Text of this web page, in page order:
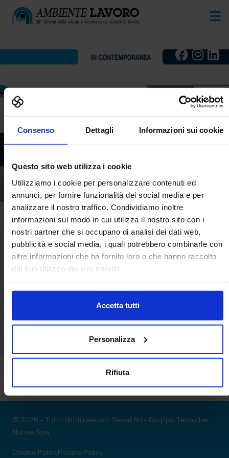
Consenso Dettagli Informazioni sui cookie
Questo sito web utilizza i cookie
Utilizziamo i cookie per personalizzare contenuti ed
annunci, per fornire funzionalità dei social media e per
analizzare il nostro traffico. Condividiamo inoltre
informazioni sul modo in cui utilizza il nostro sito con i
nostri partner che si occupano di analisi dei dati web,
pubblicità e social media, i quali potrebbero combinarle con
altre informazioni che ha fornito loro o che hanno raccolto
dal suo utilizzo dei loro servizi.
Accetta tutti
Personalizza
Rifiuta
VIRTUAL SAFETY LAB
AMBIENTE LAVORO
HomeProdottiVideo
Convegni
Nessun Convegno presente
© 2026 - Tutti i diritti riservati. Senaf Srl - Gruppo Tecniche
Nuove Spa
Cookie PolicyPrivacy Policy